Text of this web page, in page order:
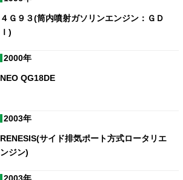
４Ｇ９３(筒内噴射ガソリンエンジン：ＧＤ
Ｉ)
2000年
NEO QG18DE
2003年
RENESIS(サイド排気ポート方式ロータリエ
ンジン)